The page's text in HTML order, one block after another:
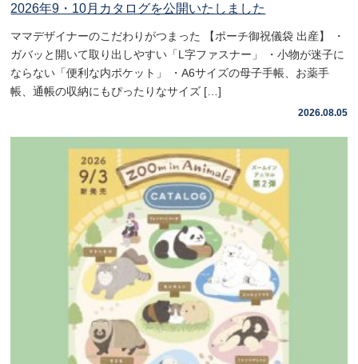
2026年9・10月カタログを公開いたしました
ママデザイナーのこだわりがつまった 【ポーチ御祝儀袋 出産】 ・
ガバッと開いて取り出しやすい「L字ファスナー」 ・小物が迷子に
ならない「便利な内ポケット」 ・A6サイズの母子手帳、お薬手
帳、通帳の収納にもぴったりなサイズ […]
2026.08.05